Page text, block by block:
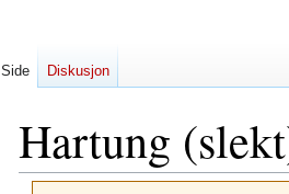
Hartung
Side Diskusjon